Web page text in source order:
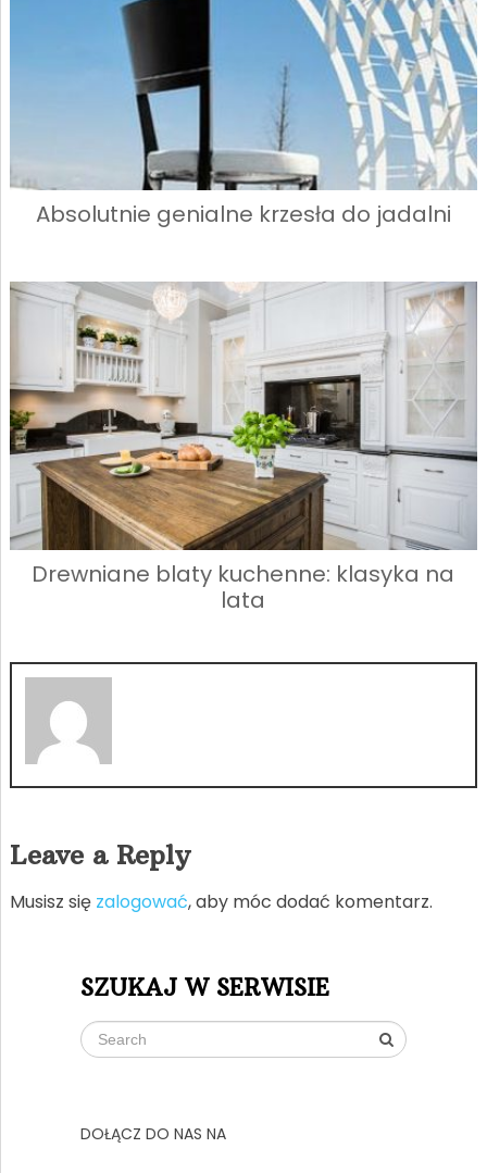
Absolutnie genialne krzesła do jadalni
Drewniane blaty kuchenne: klasyka na
lata
Leave a Reply
Musisz się zalogować, aby móc dodać komentarz.
SZUKAJ W SERWISIE
DOŁĄCZ DO NAS NA